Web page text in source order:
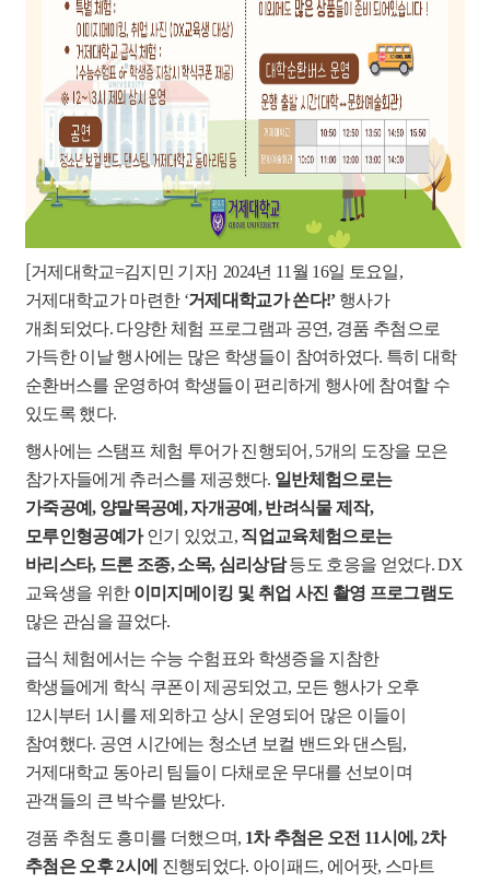
[거제대학교=김지민 기자] 2024년 11 월 16일 토요일,
거제대학교가 마련한 ‘거제대학교가 쏜다!’ 행사가
개최되었다. 다양한 체험 프로그램과 공연, 경품 추첨으로
가득한 이날 행사에는 많은 학생들이 참여하였다. 특히 대학
순환버스를 운영하여 학생들이 편리하게 행사에 참여할 수
있도록 했다.
행사에는 스탬프 체험 투어가 진행되어 , 5개의 도장을 모은
참가자들에게 츄러스를 제공했다. 일반체험으로는
가죽공예, 양말목공예 ,자개공예 ,반려식물 제작,
모루인형공예가 인기 있었고, 직업교육체험으로는
바리스타, 드론 조종,소목, 심리상담 등도 호응을 얻었다. DX
교육생을 위한 이미지메이킹 및 취업 사진 촬영 프로그램도
많은 관심을 끌었다.
급식 체험에서는 수능 수험표와 학생증을 지참한
학생들에게 학식 쿠폰이 제공되었고, 모든 행사가 오후
12시부터 1시를 제외하고 상시 운영되어 많은 이들이
참여했다. 공연 시간에는 청소년 보컬 밴드와 댄스팀,
거제대학교 동아리 팀들이 다채로운 무대를 선보이며
관객들의 큰 박수를 받았다.
경품 추첨도 흥미를 더했으며, 1차 추첨은 오전 11시에, 2차
추첨은 오후2시에 진행되었다. 아이패드, 에어팟, 스마트